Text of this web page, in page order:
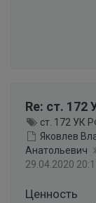
Re: ст. 172
ст. 172 УК
Яковлев
Анатольевич
29.04.2020
Ценность